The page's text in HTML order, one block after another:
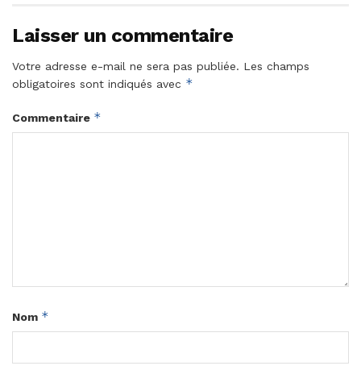
Laisser un commentaire
Votre adresse e-mail ne sera pas publiée. Les champs
obligatoires sont indiqués avec *
Commentaire *
Nom *